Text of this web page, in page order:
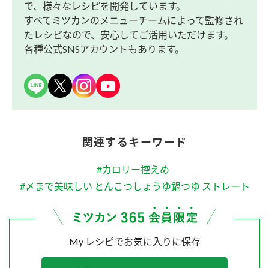
で、様々なレシピを開発しています。
すべてミツカンのメニューチームによって監修され
たレシピなので、安心してご活用いただけます。
各種公式SNSアカウントもあります。
関連するキーワード
#カロリー控えめ
#〆まで美味しい とんこつしょうゆ鍋つゆ ストレート
My レシピでお気に入りに保存